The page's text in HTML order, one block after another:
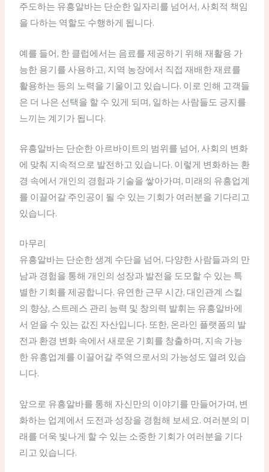
주도하는 유흥알바는 단순한 일자리를 넘어서, 사회적 책임
을 다하는 역할도 수행하게 됩니다.
예를 들어, 한 클럽에서는 음료를 제공하기 위해 재활용 가
능한 용기를 사용하고, 지역 농장에서 직접 재배한 재료를
활용하는 등의 노력을 기울이고 있습니다. 이로 인해 고객들
은 더 나은 선택을 할 수 있게 되며, 일하는 사람들도 긍지를
느끼는 계기가 됩니다.
유흥알바는 단순한 아르바이트의 범위를 넘어, 사회의 변화
에 맞춰 지속적으로 발전하고 있습니다. 이렇게 변화하는 환
경 속에서 개인의 경험과 기술을 쌓아가며, 미래의 유흥업계
를 이끌어갈 주인공이 될 수 있는 기회가 여러분을 기다리고
있습니다.
마무리
유흥알바는 단순한 생계 수단을 넘어, 다양한 사람들과의 만
남과 경험을 통해 개인의 성장과 발전을 도모할 수 있는 특
별한 기회를 제공합니다. 유연한 근무 시간, 대인관계 스킬
의 향상, 스트레스 관리 능력 및 창의력 발휘는 유흥알바에
서 얻을 수 있는 값진 자산입니다. 또한, 온라인 플랫폼의 발
전과 환경 변화 속에서 새로운 기회를 창출하며, 지속 가능
한 유흥업계를 이끌어갈 주역으로서의 가능성도 열려 있습
니다.
앞으로 유흥알바를 통해 자신만의 이야기를 만들어가며, 변
화하는 업계에서 도전과 성장을 경험해 보세요. 여러분의 미
래를 더욱 빛나게 할 수 있는 소중한 기회가 여러분을 기다
리고 있습니다.